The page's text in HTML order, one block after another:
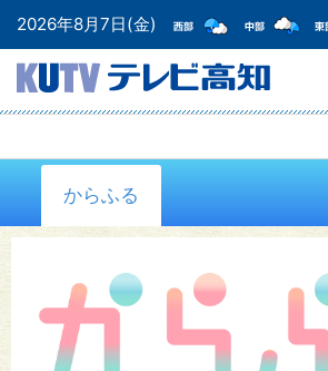
2026年8月7日(金)
からふる